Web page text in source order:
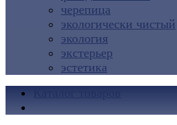
черепица
экологически чистый
экология
экстерьер
эстетика